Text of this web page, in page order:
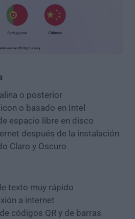
o posterior
o basado en Intel
espacio libre en disco
después de la instalación
Claro y Oscuro
texto muy rápido
a internet
códigos QR y de barras